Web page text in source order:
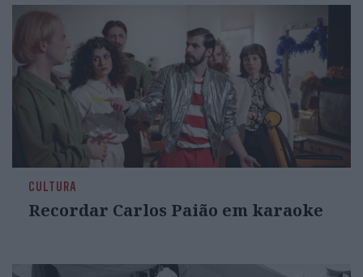
CULTURA
Recordar Carlos Paião em karaoke